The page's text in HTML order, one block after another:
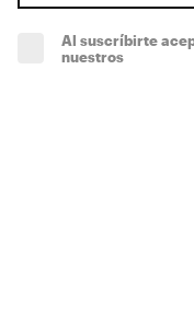
Al suscríbirte
nuestros